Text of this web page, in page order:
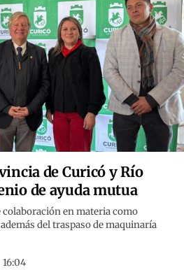
de Curicó y Río
de ayuda mutua
en materia como
del traspaso de maquinaría